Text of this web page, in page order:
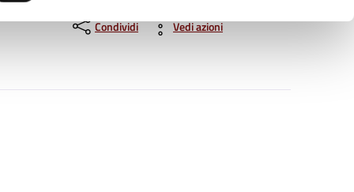
Condividi Vedi azioni